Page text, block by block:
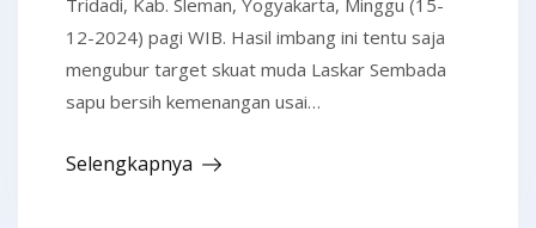
Tridadi, Kab. Sleman, Yogyakarta, Minggu (15-
12-2024) pagi WIB. Hasil imbang ini tentu saja
mengubur target skuat muda Laskar Sembada
sapu bersih kemenangan usai…
Selengkapnya